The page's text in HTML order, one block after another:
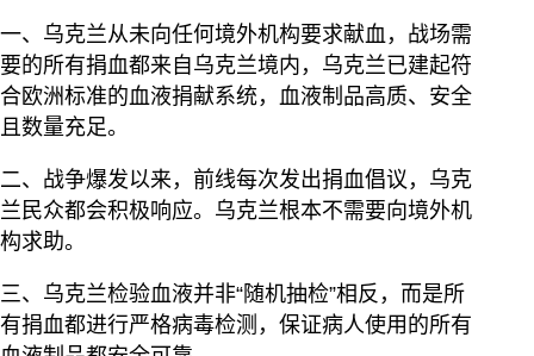
一、乌克兰从未向任何境外机构要求献血，战场需
要的所有捐血都来自乌克兰境内，乌克兰已建起符
合欧洲标准的血液捐献系统，血液制品高质、安全
且数量充足。
二、战争爆发以来，前线每次发出捐血倡议，乌克
兰民众都会积极响应。乌克兰根本不需要向境外机
构求助。
三、乌克兰检验血液并非“随机抽检”相反，而是所
有捐血都进行严格病毒检测，保证病人使用的所有